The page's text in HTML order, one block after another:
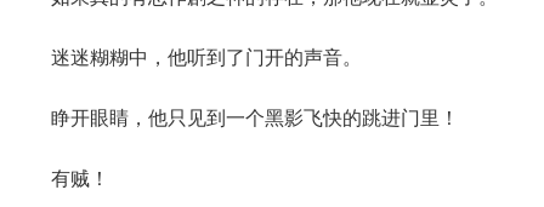
迷迷糊糊中，他听到了门开的声音。
睁开眼睛，他只见到一个黑影飞快的跳进门里！
有贼！